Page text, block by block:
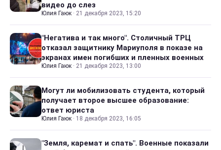
видео до слез
Юлия Гаюк · 21 декабря 2023, 15:20
"Негатива и так много". Столичный ТРЦ
отказал защитнику Мариуполя в показе на
экранах имен погибших и пленных военных
Юлия Гаюк · 21 декабря 2023, 13:00
Могут ли мобилизовать студента, который
получает второе высшее образование:
ответ юриста
Юлия Гаюк · 18 декабря 2023, 16:05
"Земля, каремат и спать". Военные показали